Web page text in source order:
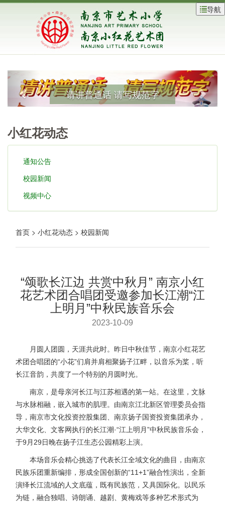
导航
请讲普通话 请写规范字
小红花动态
通知公告
校园新闻
视频中心
首页 > 小红花动态 > 校园新闻
“颂歌长江边 共赏中秋月” 南京小红
花艺术团合唱团受邀参加长江潮“江
上明月”中秋民族音乐会
2023-10-09
月圆人团圆，天涯共此时。昨日中秋佳节，南京小红花艺
术团合唱团的“小花”们肩并肩相聚扬子江畔，以音乐为桨，听
长江音韵，共度了一个特别的月圆时光。
南京，是母亲河长江与江苏相遇的第一站。在这里，文脉
与水脉相融，嵌入城市的肌理。由南京江北新区管理委员会指
导，南京市文化投资控股集团、南京扬子国资投资集团承办，
大华文化、文客网执行的长江潮·“江上明月”中秋民族音乐会，
于9月29日晚在扬子江生态公园精彩上演。
本场音乐会精心挑选了代表长江全域文化的曲目，由南京
民族乐团重新编排，形成全国创新的“11+1”融合性演出，全新
演绎长江流域的人文底蕴，既有民族范，又具国际化。以民乐
为链，融合独唱、诗朗诵、越剧、黄梅戏等多种艺术形式为